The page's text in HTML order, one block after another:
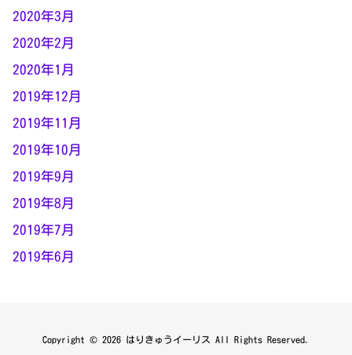
2020年3月
2020年2月
2020年1月
2019年12月
2019年11月
2019年10月
2019年9月
2019年8月
2019年7月
2019年6月
Copyright © 2026 はりきゅうイーリス All Rights Reserved.